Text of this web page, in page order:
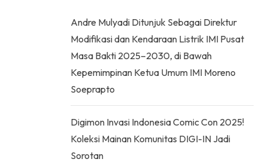
Andre Mulyadi Ditunjuk Sebagai Direktur
Modifikasi dan Kendaraan Listrik IMI Pusat
Masa Bakti 2025–2030, di Bawah
Kepemimpinan Ketua Umum IMI Moreno
Soeprapto
Digimon Invasi Indonesia Comic Con 2025!
Koleksi Mainan Komunitas DIGI-IN Jadi
Sorotan